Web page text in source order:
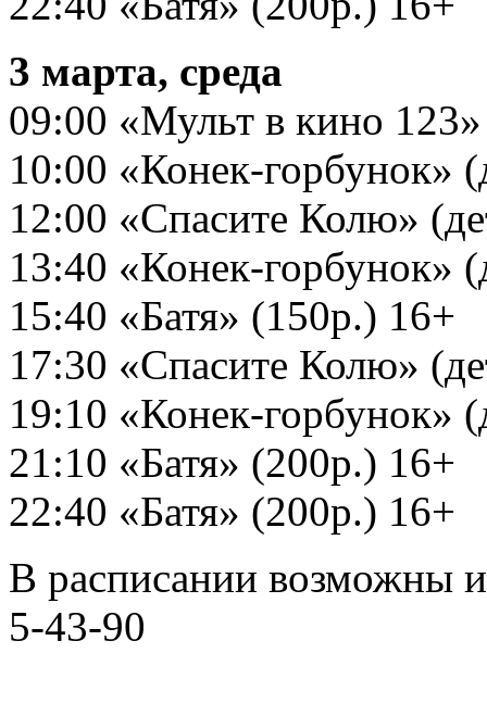
3 марта, среда
09:00 «Мульт в кино
10:00 «Конек-горбунок»
12:00 «Спасите Колю»
13:40 «Конек-горбунок»
15:40 «Батя» (150р.) 16+
17:30 «Спасите Колю»
19:10 «Конек-горбунок»
21:10 «Батя» (200р.) 16+
22:40 «Батя» (200р.) 16+
В расписании возможны
5-43-90